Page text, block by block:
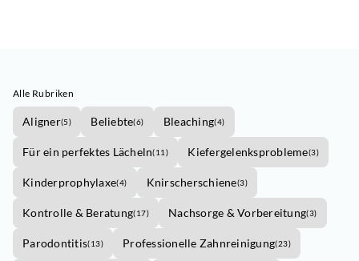
Alle Rubriken
Aligner(5) Beliebte(6) Bleaching(4)
Für ein perfektes Lächeln(11 ) Kiefergelenksprobleme(3)
Kinderprophylaxe(4) Knirscherschiene(3)
Kontrolle & Beratung(17) Nachsorge & Vorbereitung(3)
Parodontitis(13) Professionelle Zahnreinigung(23)